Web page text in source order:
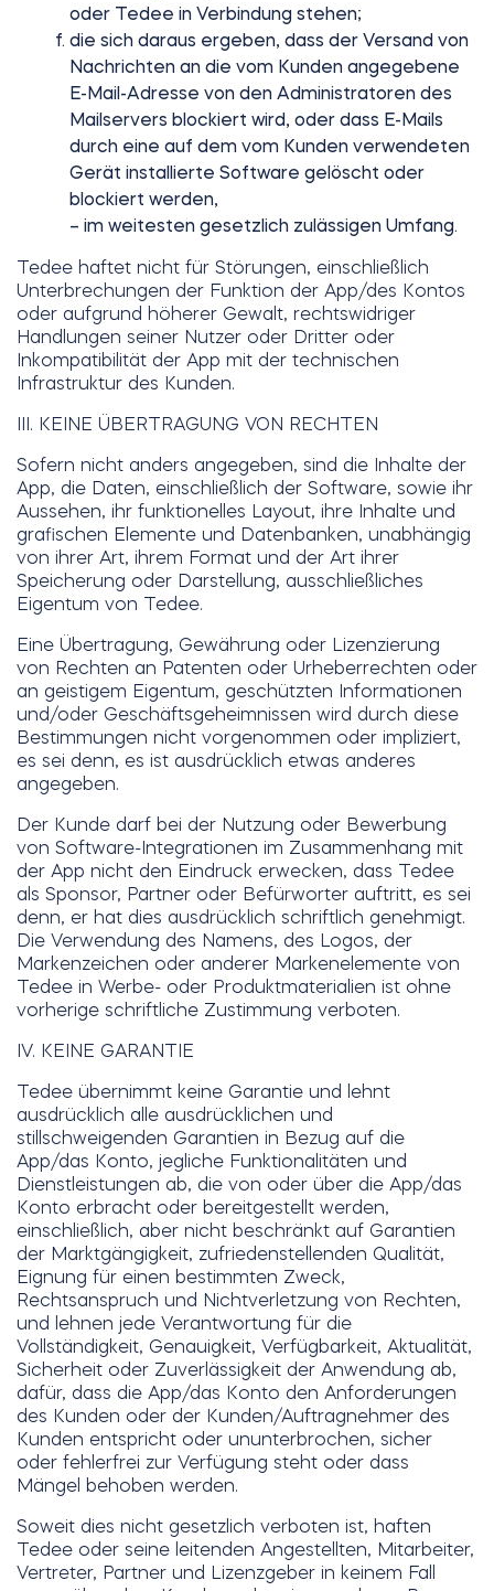
oder Tedee in Verbindung stehen;
die sich daraus ergeben, dass der Versand von
Nachrichten an die vom Kunden angegebene
E-Mail-Adresse von den Administratoren des
Mailservers blockiert wird, oder dass E-Mails
durch eine auf dem vom Kunden verwendeten
Gerät installierte Software gelöscht oder
blockiert werden,
– im weitesten gesetzlich zulässigen Umfang.
Tedee haftet nicht für Störungen, einschließlich
Unterbrechungen der Funktion der App/des Kontos
oder aufgrund höherer Gewalt, rechtswidriger
Handlungen seiner Nutzer oder Dritter oder
Inkompatibilität der App mit der technischen
Infrastruktur des Kunden.
III. KEINE ÜBERTRAGUNG VON RECHTEN
Sofern nicht anders angegeben, sind die Inhalte der
App, die Daten, einschließlich der Software, sowie ihr
Aussehen, ihr funktionelles Layout, ihre Inhalte und
grafischen Elemente und Datenbanken, unabhängig
von ihrer Art, ihrem Format und der Art ihrer
Speicherung oder Darstellung, ausschließliches
Eigentum von Tedee.
Eine Übertragung, Gewährung oder Lizenzierung
von Rechten an Patenten oder Urheberrechten oder
an geistigem Eigentum, geschützten Informationen
und/oder Geschäftsgeheimnissen wird durch diese
Bestimmungen nicht vorgenommen oder impliziert,
es sei denn, es ist ausdrücklich etwas anderes
angegeben.
Der Kunde darf bei der Nutzung oder Bewerbung
von Software-Integrationen im Zusammenhang mit
der App nicht den Eindruck erwecken, dass Tedee
als Sponsor, Partner oder Befürworter auftritt, es sei
denn, er hat dies ausdrücklich schriftlich genehmigt.
Die Verwendung des Namens, des Logos, der
Markenzeichen oder anderer Markenelemente von
Tedee in Werbe- oder Produktmaterialien ist ohne
vorherige schriftliche Zustimmung verboten.
IV. KEINE GARANTIE
Tedee übernimmt keine Garantie und lehnt
ausdrücklich alle ausdrücklichen und
stillschweigenden Garantien in Bezug auf die
App/das Konto, jegliche Funktionalitäten und
Dienstleistungen ab, die von oder über die App/das
Konto erbracht oder bereitgestellt werden,
einschließlich, aber nicht beschränkt auf Garantien
der Marktgängigkeit, zufriedenstellenden Qualität,
Eignung für einen bestimmten Zweck,
Rechtsanspruch und Nichtverletzung von Rechten,
und lehnen jede Verantwortung für die
Vollständigkeit, Genauigkeit, Verfügbarkeit, Aktualität,
Sicherheit oder Zuverlässigkeit der Anwendung ab,
dafür, dass die App/das Konto den Anforderungen
des Kunden oder der Kunden/Auftragnehmer des
Kunden entspricht oder ununterbrochen, sicher
oder fehlerfrei zur Verfügung steht oder dass
Mängel behoben werden.
Soweit dies nicht gesetzlich verboten ist, haften
Tedee oder seine leitenden Angestellten, Mitarbeiter,
Vertreter, Partner und Lizenzgeber in keinem Fall